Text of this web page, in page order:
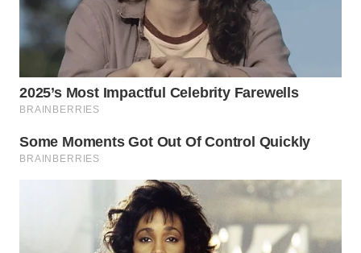
WN
KEPULAUAN
SERIBU
WN
TANGERANG